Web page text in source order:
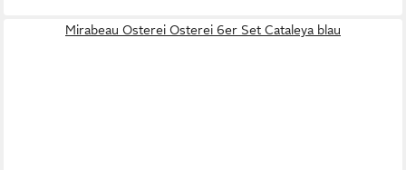
Mirabeau Osterei Osterei 6er Set Cataleya blau